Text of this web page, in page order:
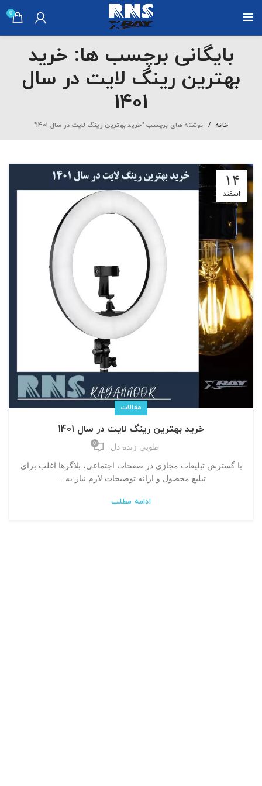
0
بایگانی برچسب ها: خرید
بهترین رینگ لایت در سال
1401
خانه نوشته های برچسب "خرید بهترین رینگ لایت در سال 1401"
۱۴
اسفند
مقالات
خرید بهترین رینگ لایت در سال 1401
طوبی زنده دل 0
با گسترش تبلیغات مجازی در صفحات اجتماعی، بلاگرها اغلب برای
تبلیغ محصول و ارائه توضیحات لازم نیاز به ...
ادامه مطلب